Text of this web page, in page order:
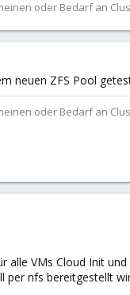
oder Bedarf an
neuen ZFS Pool
oder Bedarf an
alle VMs Cloud Init
per nfs bereitgestellt